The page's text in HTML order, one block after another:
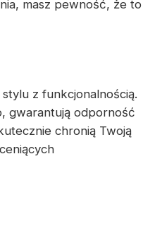
masz pewność, że to
z funkcjonalnością.
gwarantują odporność
chronią Twoją